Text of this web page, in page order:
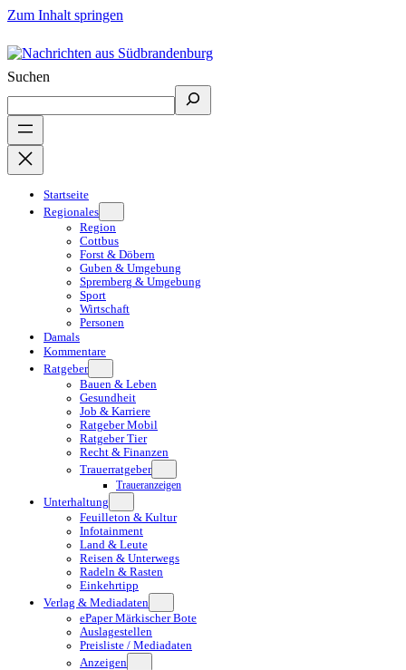
Zum Inhalt springen
Suchen
Startseite
Regionales
Region
Cottbus
Forst & Döbern
Guben & Umgebung
Spremberg & Umgebung
Sport
Wirtschaft
Personen
Damals
Kommentare
Ratgeber
Bauen & Leben
Gesundheit
Job & Karriere
Ratgeber Mobil
Ratgeber Tier
Recht & Finanzen
Trauerratgeber
Traueranzeigen
Unterhaltung
Feuilleton & Kultur
Infotainment
Land & Leute
Reisen & Unterwegs
Radeln & Rasten
Einkehrtipp
Verlag & Mediadaten
ePaper Märkischer Bote
Auslagestellen
Preisliste / Mediadaten
Anzeigen